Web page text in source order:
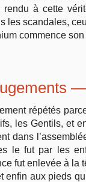
à cette
les scandales,
commence son
répétés
les Gentils, et
dans
le fut par les
fut enlevée à la
enfin aux pieds